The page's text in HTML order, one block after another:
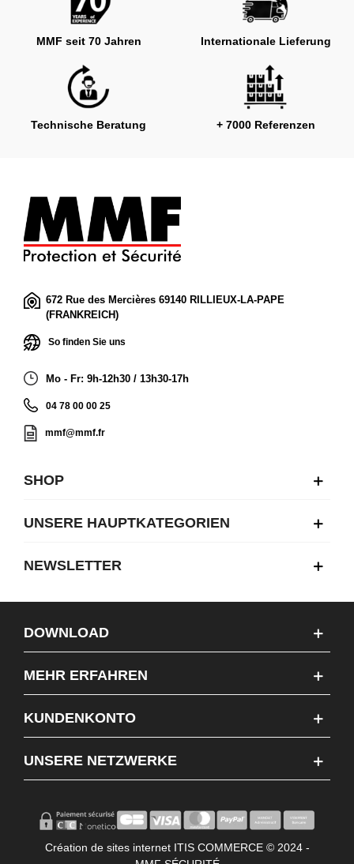
MMF seit 70 Jahren Internationale Lieferung
Technische Beratung + 7000 Referenzen
672 Rue des Mercières 69140 RILLIEUX-LA-PAPE
(FRANKREICH)
So finden Sie uns
Mo - Fr: 9h-12h30 / 13h30-17h
04 78 00 00 25
mmf@mmf.fr
SHOP
UNSERE HAUPTKATEGORIEN
NEWSLETTER
DOWNLOAD
MEHR ERFAHREN
KUNDENKONTO
UNSERE NETZWERKE
Création de sites internet ITIS COMMERCE © 2024 -